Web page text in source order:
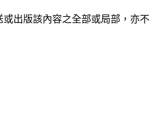
或出版該內容之全部或局部，亦不